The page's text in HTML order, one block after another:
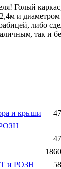
Голый
и
либо
так и
и крыши
и РОЗН